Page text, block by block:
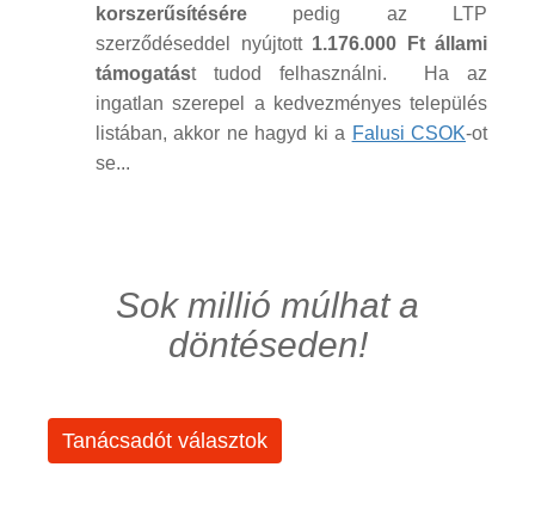
korszerűsítésére pedig az LTP
szerződéseddel nyújtott 1.176.000 Ft állami
támogatást tudod felhasználni. Ha az
ingatlan szerepel a kedvezményes település
listában, akkor ne hagyd ki a Falusi CSOK-ot
se...
Sok millió múlhat a
döntéseden!
Tanácsadót választok